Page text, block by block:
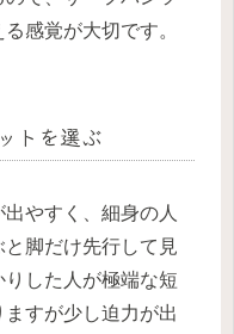
感覚が大切です。
トを選ぶ
やすく、細身の人
脚だけ先行して見
した人が極端な短
すが少し迫力が出